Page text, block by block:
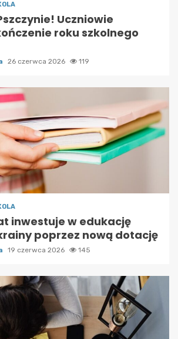
Uczniowie
roku szkolnego
26 czerwca 2026 119
inwestuje w edukację
poprzez nową dotację
19 czerwca 2026 145